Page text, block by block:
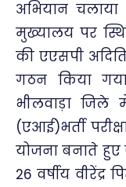
अभियान चलाया
मुख्यालय पर
की एएसपी
गठन किया
भीलवाड़ा जिले
(एआई)भर्ती
योजना बनाते
26 वर्षीय